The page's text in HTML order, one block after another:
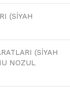
(SİYAH
(SİYAH
NOZUL